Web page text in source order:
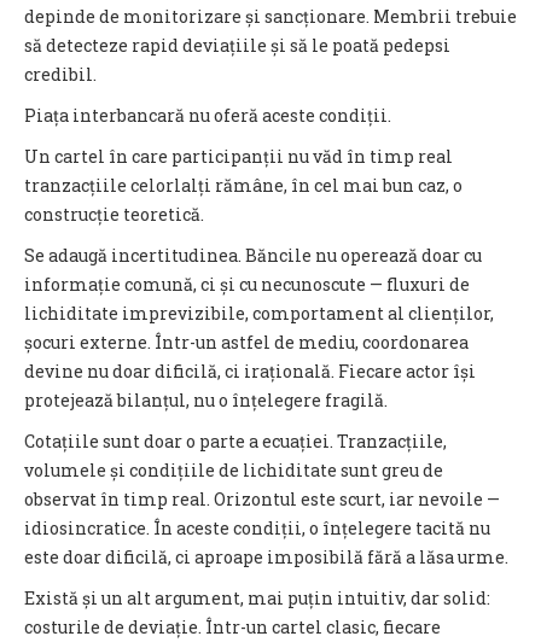
depinde de monitorizare și sancționare. Membrii trebuie
să detecteze rapid deviațiile și să le poată pedepsi
credibil.
Piața interbancară nu oferă aceste condiții.
Un cartel în care participanții nu văd în timp real
tranzacțiile celorlalți rămâne, în cel mai bun caz, o
construcție teoretică.
Se adaugă incertitudinea. Băncile nu operează doar cu
informație comună, ci și cu necunoscute — fluxuri de
lichiditate imprevizibile, comportament al clienților,
șocuri externe. Într-un astfel de mediu, coordonarea
devine nu doar dificilă, ci irațională. Fiecare actor își
protejează bilanțul, nu o înțelegere fragilă.
Cotațiile sunt doar o parte a ecuației. Tranzacțiile,
volumele și condițiile de lichiditate sunt greu de
observat în timp real. Orizontul este scurt, iar nevoile —
idiosincratice. În aceste condiții, o înțelegere tacită nu
este doar dificilă, ci aproape imposibilă fără a lăsa urme.
Există și un alt argument, mai puțin intuitiv, dar solid:
costurile de deviație. Într-un cartel clasic, fiecare